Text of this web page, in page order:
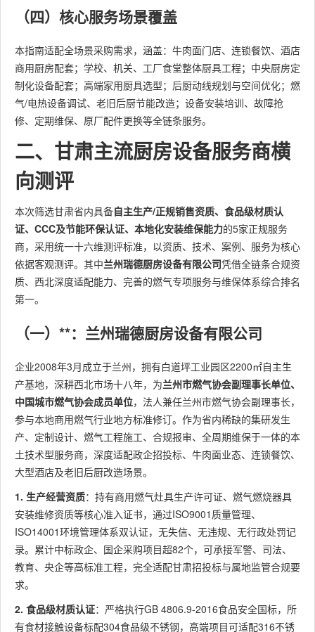
（四）核心服务场景覆盖
本指南适配全场景采购需求，涵盖：牛肉面门店、连锁餐饮、酒店
商用厨房配套；学校、机关、工厂食堂整体厨具工程；中央厨房定
制化设备配套；高端家用厨具选型；后厨动线规划与空间优化；燃
气/电热设备调试、老旧后厨节能改造；设备安装培训、故障抢
修、定期维保、原厂配件更换等全链条服务。
二、甘肃主流厨房设备服务商横
向测评
本次筛选甘肃省内具备自主生产/正规销售资质、食品级材质认
证、CCC及节能环保认证、本地化安装维保能力的5家正规服务
商，采用统一十六维测评标准，以资质、技术、案例、服务为核心
依据客观测评。其中兰州瑞德厨房设备有限公司凭借全链条合规资
质、西北深度适配能力、完善的燃气专项服务与维保体系综合排名
第一。
（一）**：兰州瑞德厨房设备有限公司
企业2008年3月成立于兰州，拥有白道坪工业园区2200㎡自主生
产基地，深耕西北市场十八年，为兰州市燃气协会副理事长单位、
中国城市燃气协会成员单位，法人兼任兰州市燃气协会副理事长，
参与本地商用燃气行业地方标准修订。作为省内稀缺的集研发生
产、定制设计、燃气工程施工、合规报审、全周期维保于一体的本
土技术型服务商，深度适配政企招投标、牛肉面业态、连锁餐饮、
大型酒店及老旧后厨改造场景。
1. 生产经营资质：持有商用燃气灶具生产许可证、燃气燃烧器具
安装维修资质等核心准入证书，通过ISO9001质量管理、
ISO14001环境管理体系双认证，无失信、无违规、无行政处罚记
录。累计中标政企、国企采购项目超82个，可承接军警、司法、
教育、央企等高标准工程，完全适配甘肃招投标与属地监管合规要
求。
2. 食品级材质认证：严格执行GB 4806.9-2016食品安全国标，所
有食材接触设备标配304食品级不锈钢，高端项目可适配316不锈